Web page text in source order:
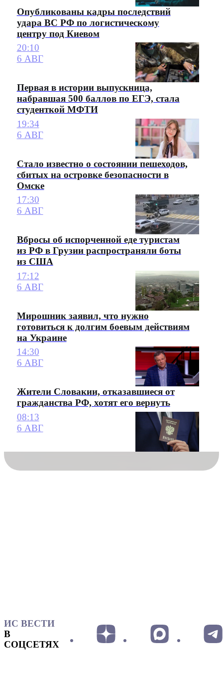
Опубликованы кадры последствий
удара ВС РФ по логистическому
центру под Киевом
20:10
6 АВГ
Первая в истории выпускница,
набравшая 500 баллов по ЕГЭ, стала
студенткой МФТИ
19:34
6 АВГ
Стало известно о состоянии пешеходов,
сбитых на островке безопасности в
Омске
17:30
6 АВГ
Вбросы об испорченной еде туристам
из РФ в Грузии распространяли боты
из США
17:12
6 АВГ
Мирошник заявил, что нужно
готовиться к долгим боевым действиям
на Украине
14:30
6 АВГ
Жители Словакии, отказавшиеся от
гражданства РФ, хотят его вернуть
08:13
6 АВГ
ИС ВЕСТИ
В
СОЦСЕТЯХ